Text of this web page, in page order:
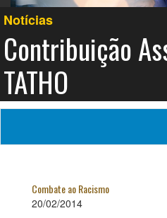
Notícias
Contribuição
TATHO
Combate ao Racismo
20/02/2014